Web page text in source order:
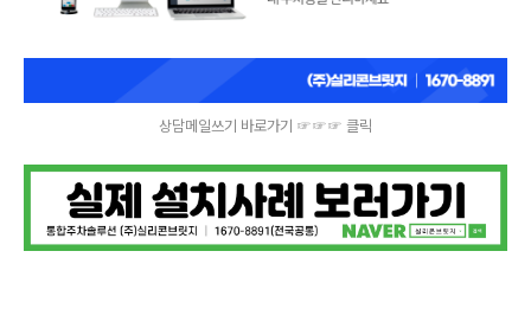
상담메일쓰기 바로가기 ☞☞☞ 클릭